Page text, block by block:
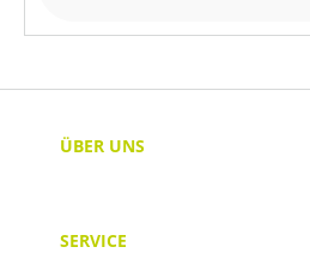
ÜBER UNS
SERVICE